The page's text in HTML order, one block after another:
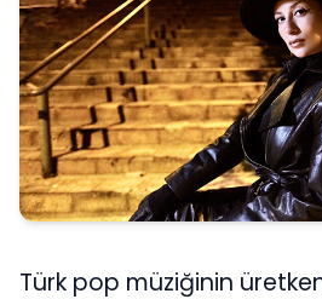
Türk pop müziğinin